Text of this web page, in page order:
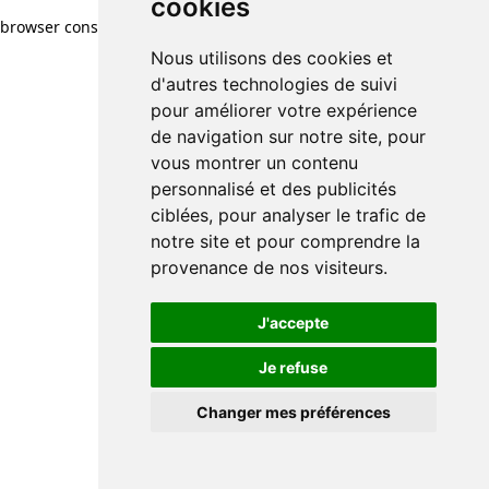
cookies
Nous utilisons des cookies et
d'autres technologies de suivi
pour améliorer votre expérience
de navigation sur notre site, pour
vous montrer un contenu
personnalisé et des publicités
ciblées, pour analyser le trafic de
notre site et pour comprendre la
provenance de nos visiteurs.
J'accepte
Je refuse
Changer mes préférences
browser console for more information)